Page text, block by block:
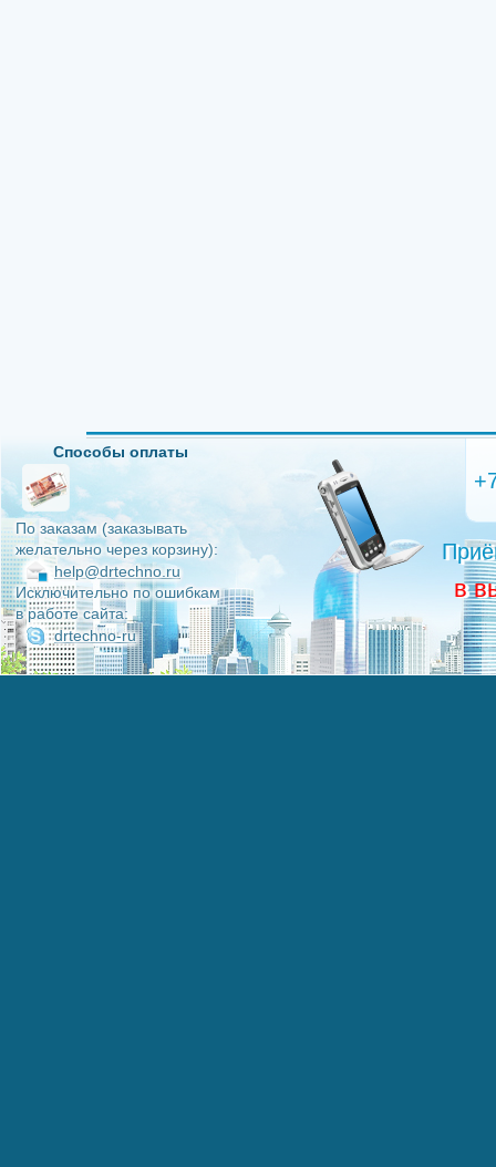
Способы оплаты
По заказам (заказывать
желательно через корзину):
help@drtechno.ru
Исключительно по ошибкам
в работе сайта:
drtechno-ru
в